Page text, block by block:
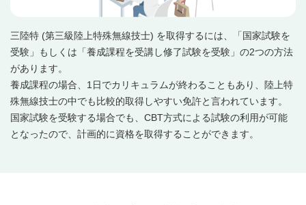
三陸特 (第三級陸上特殊無線技士) を取得するには、「国家試験を
受験」もしくは「養成課程を受講し修了試験を受験」の2つの方法
があります。
養成課程の場合、1日でカリキュラムが終わることもあり、陸上特
殊無線技士の中でも比較的取得しやすい免許と言われています。
国家試験を受験する場合でも、CBT方式による試験の利用が可能
となったので、計画的に資格を取得することができます。